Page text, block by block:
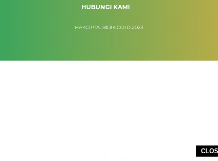
HUBUNGI KAMI
HAKCIPTA: BIDIK.CO.ID 2023